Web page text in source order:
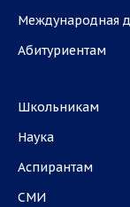
Международная
Абитуриентам
Школьникам
Наука
Аспирантам
СМИ